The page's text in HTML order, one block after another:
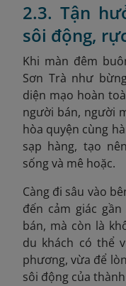
2.3. Tận
sôi động,
Khi màn đêm
Sơn Trà như
diện mạo hoàn
người bán, người
hòa quyện cùng
sạp hàng, tạo
sống và mê hoặc.
Càng đi sâu vào
đến cảm giác
bán, mà còn là
du khách có thể
phương, vừa để
sôi động của